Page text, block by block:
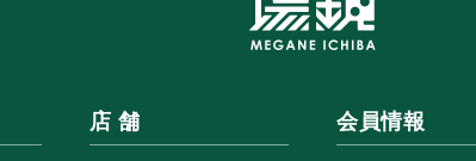
店 舗 会員情報